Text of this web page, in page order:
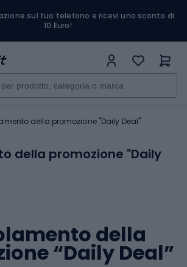
sul tuo telefono e ricevi uno sconto di
10 Euro!
della promozione "Daily Deal"
della promozione "Daily
della
“Daily Deal”